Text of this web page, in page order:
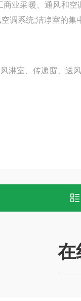
商业采暖、通风和
调系统;洁净室的集
淋室、传递窗、送
在